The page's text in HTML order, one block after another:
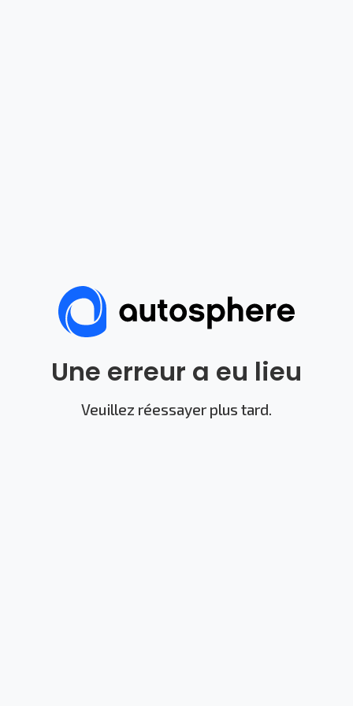
Une erreur a eu lieu
Veuillez réessayer plus tard.